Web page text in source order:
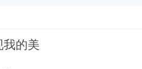
陷。
我的美